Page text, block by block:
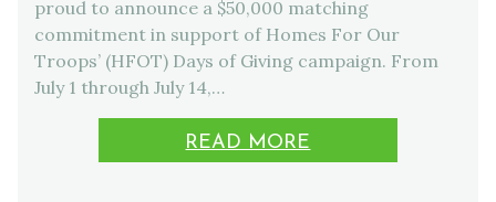
proud to announce a $50,000 matching
commitment in support of Homes For Our
Troops’ (HFOT) Days of Giving campaign. From
July 1 through July 14,…
READ MORE